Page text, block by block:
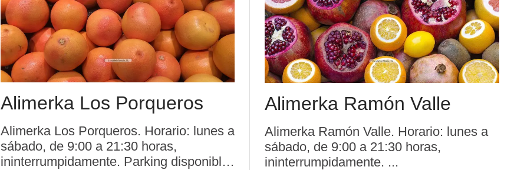
Alimerka Los Porqueros
Alimerka Los Porqueros. Horario: lunes a
sábado, de 9:00 a 21:30 horas,
ininterrumpidamente. Parking disponible.
Alimerka Ramón Valle
Alimerka Ramón Valle. Horario: lunes a
sábado, de 9:00 a 21:30 horas,
ininterrumpidamente. ...